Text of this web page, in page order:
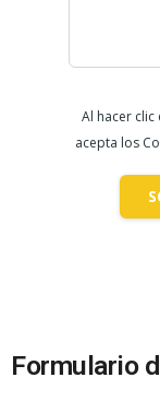
Al hacer clic
acepta los
Formulario